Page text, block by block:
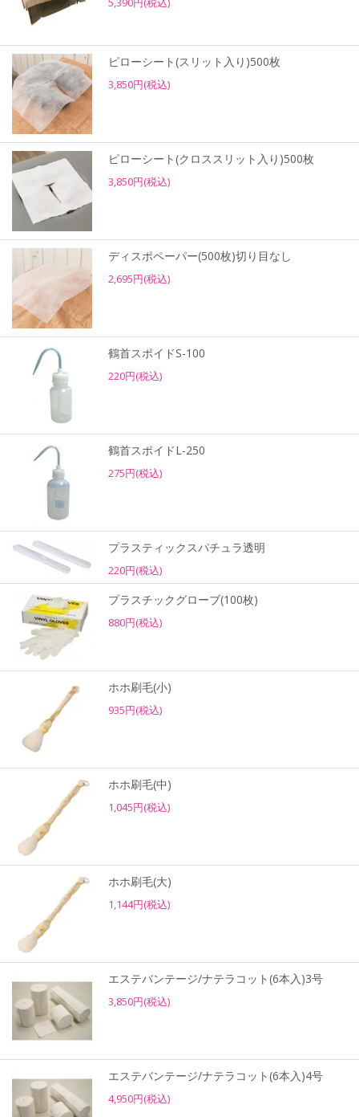
ピローシート(スリット入り)500枚
3,850円(税込)
ピローシート(クロススリット入り)500枚
3,850円(税込)
ディスポペーパー(500枚)切り目なし
2,695円(税込)
鶴首スポイドS-100
220円(税込)
鶴首スポイドL-250
275円(税込)
プラスティックスパチュラ透明
220円(税込)
プラスチックグローブ(100枚)
880円(税込)
ホホ刷毛(小)
935円(税込)
ホホ刷毛(中)
1,045円(税込)
ホホ刷毛(大)
1,144円(税込)
エステバンテージ/ナテラコット(6本入)3号
3,850円(税込)
エステバンテージ/ナテラコット(6本入)4号
4,950円(税込)